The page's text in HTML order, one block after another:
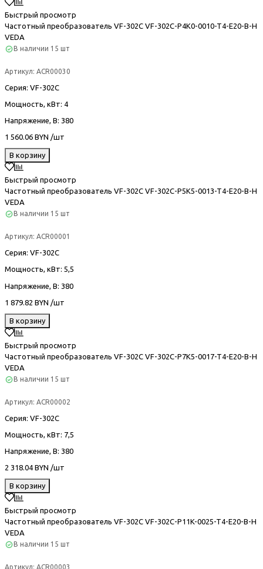
Быстрый просмотр
Частотный преобразователь VF-302С VF-302C-P4K0-0010-T4-E20-B-H
VEDA
В наличии 15 шт
Артикул: ACR00030
Серия: VF-302С
Мощность, кВт: 4
Напряжение, В: 380
1 560.06 BYN /шт
В корзину
Быстрый просмотр
Частотный преобразователь VF-302С VF-302C-P5K5-0013-T4-E20-B-H
VEDA
В наличии 15 шт
Артикул: ACR00001
Серия: VF-302С
Мощность, кВт: 5,5
Напряжение, В: 380
1 879.82 BYN /шт
В корзину
Быстрый просмотр
Частотный преобразователь VF-302С VF-302C-P7K5-0017-T4-E20-B-H
VEDA
В наличии 15 шт
Артикул: ACR00002
Серия: VF-302С
Мощность, кВт: 7,5
Напряжение, В: 380
2 318.04 BYN /шт
В корзину
Быстрый просмотр
Частотный преобразователь VF-302С VF-302C-P11K-0025-T4-E20-B-H
VEDA
В наличии 15 шт
Артикул: ACR00003